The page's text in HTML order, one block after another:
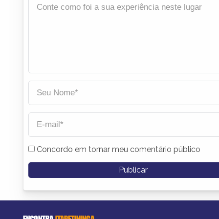
Concordo em tornar meu comentário público